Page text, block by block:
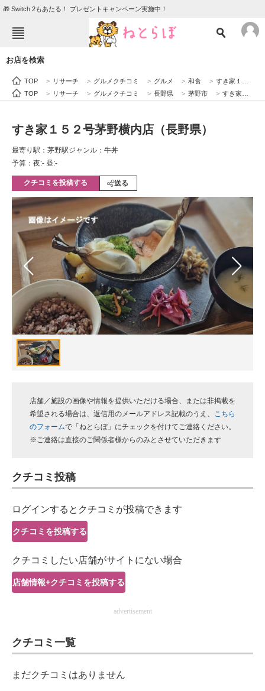
🎁 Switch 2もあたる！ プレゼントキャンペーン実施中！
エンタメ クイズ
住まい 教育・育児
動物
会員記事
メディア
注目記事を集めた総合ページ
ITの今と未来を見通す
スマホと通信の最新トレンド
進化するPCとデバイスの未来
好きが集まる 比べて選べる
ビジネスと働き方のヒント
企業ITのトレンドを詳説
経営リーダーのコミュニティ
ITエンジニア向け専門サイト
企業向けIT製品の総合サイト
IT製品の技術・比較・事例
製造業のIT導入・活用を支援
エレクトロニクス専門サイト
電子設計の基本と応用
お店を検索
TOP > リサーチ > グルメクチコミ > グルメ > 和食 > すき家１５２号茅野横内店（長野県）
TOP
> リサーチ > グルメクチコミ > 長野県 > 茅野市 > すき家１５２号茅野横内店（長野県）
すき家１５２号茅野横内店（長野県）
最寄り駅：茅野駅ジャンル：牛丼
予算：夜:‐ 昼:‐
クチコミを投稿する 送る
店舗／施設の画像や情報を提供いただける場合、または非掲載を
希望される場合は、返信用のメールアドレス記載のうえ、
こちら
のフォームで「ねとらぼ」にチェックを付けてご連絡ください。
※ご連絡は直接のご関係者様からのみとさせていただきます
クチコミ投稿
ログインするとクチコミが投稿できます
クチコミを投稿する
クチコミしたい店舗がサイトにない場合
店舗情報+クチコミを投稿する
advertisement
クチコミ一覧
まだクチコミはありません